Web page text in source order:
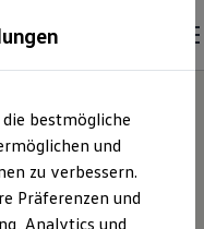
finden
bestmögliche
und
zu verbessern.
Präferenzen und
Analytics und